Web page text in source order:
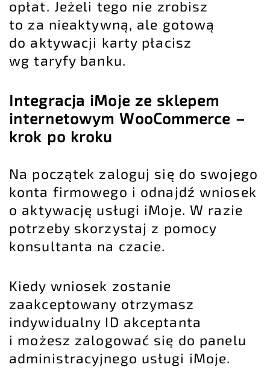
opłat. Jeżeli tego nie zrobisz
to za nieaktywną, ale gotową
do aktywacji karty płacisz
wg taryfy banku.
Integracja iMoje ze sklepem
internetowym WooCommerce –
krok po kroku
Na początek zaloguj się do swojego
konta firmowego i odnajdź wniosek
o aktywację usługi iMoje. W razie
potrzeby skorzystaj z pomocy
konsultanta na czacie.
Kiedy wniosek zostanie
zaakceptowany otrzymasz
indywidualny ID akceptanta
i możesz zalogować się do panelu
administracyjnego usługi iMoje.